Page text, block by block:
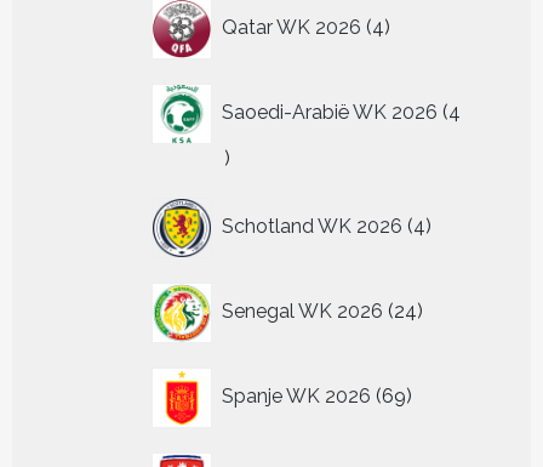
Qatar WK 2026 4
producten
Saoedi-Arabië WK 2026 4
4
Schotland WK 2026 4
producten
Senegal WK 2026 24
producten
Spanje WK 2026 69
producten